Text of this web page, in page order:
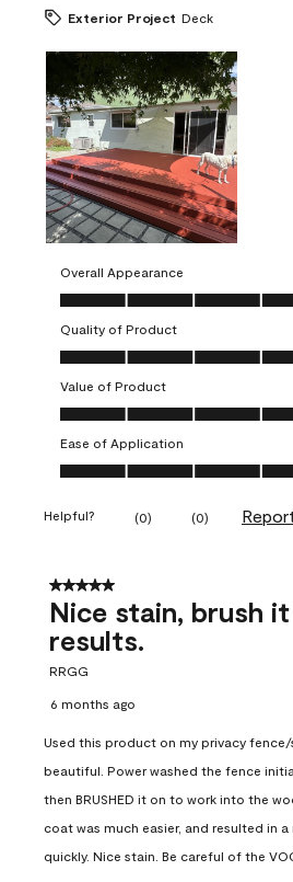
Exterior Project Deck
Overall Appearance
Overall Appearance, 5.0 out of 5
Quality of Product
Quality of Product, 5.0 out of 5
Value of Product
Value of Product, 5.0 out of 5
Ease of Application
Ease of Application, 5.0 out of 5
Helpful? (0) (0)
5 out of 5 stars.
Nice stain, brush
results.
RRGG
6 months ago
Used this product on my privacy
beautiful. Power washed the fence
then BRUSHED it on to work into the
coat was much easier, and resulted in
quickly. Nice stain. Be careful of the